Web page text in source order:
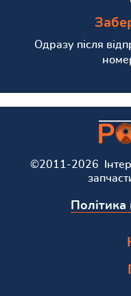
Одразу після
©2011-2026
Політика